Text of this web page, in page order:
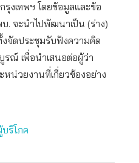
งเทพฯ โดยข้อมูลและข้อ
. จะนำไปพัฒนาเป็น (ร่าง)
จัดประชุมรับฟังความคิด
รณ์ เพื่อนำเสนอต่อผู้ว่า
หน่วยงานที่เกี่ยวข้องอย่าง
ริโภค